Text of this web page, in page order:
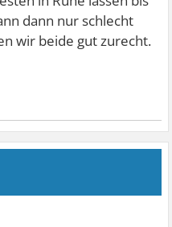
dann nur schlecht
wir beide gut zurecht.